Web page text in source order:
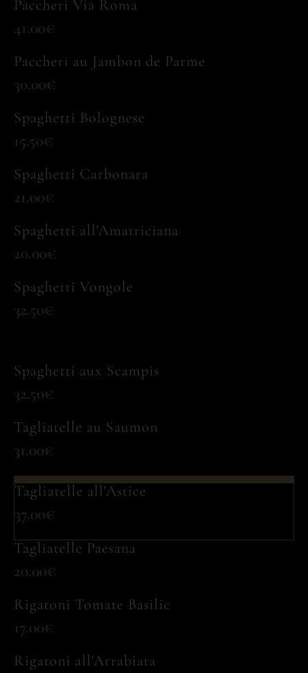
Paccheri Via Roma
41.00€
Paccheri au Jambon de Parme
30.00€
Spaghetti Bolognese
15.50€
Spaghetti Carbonara
21.00€
Spaghetti all'Amatriciana
20.00€
Spaghetti Vongole
32.50€
Spaghetti aux Scampis
32.50€
Tagliatelle au Saumon
31.00€
Tagliatelle all'Astice
37.00€
Tagliatelle Paesana
20.00€
Rigatoni Tomate Basilic
17.00€
Rigatoni all'Arrabiata